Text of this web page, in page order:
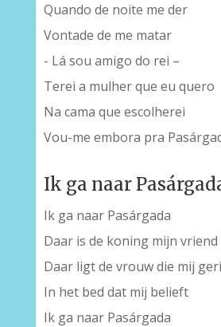
Quando de noite me der
Vontade de me matar
- Lá sou amigo do rei –
Terei a mulher que eu quero
Na cama que escolherei
Vou-me embora pra
Ik ga naar
Ik ga naar Pasárgada
Daar is de koning mijn vriend
Daar ligt de vrouw die mij
In het bed dat mij belieft
Ik ga naar Pasárgada